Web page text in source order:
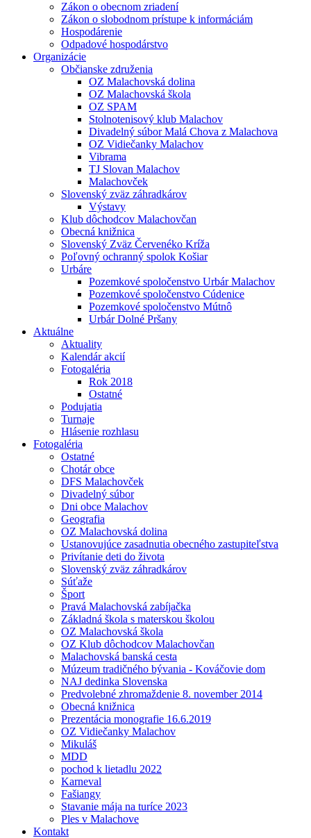
Zákon o obecnom zriadení
Zákon o slobodnom prístupe k informáciám
Hospodárenie
Odpadové hospodárstvo
Organizácie
Občianske združenia
OZ Malachovská dolina
OZ Malachovská škola
OZ SPAM
Stolnotenisový klub Malachov
Divadelný súbor Malá Chova z Malachova
OZ Vidiečanky Malachov
Vibrama
TJ Slovan Malachov
Malachovček
Slovenský zväz záhradkárov
Výstavy
Klub dôchodcov Malachovčan
Obecná knižnica
Slovenský Zväz Červenéko Kríža
Poľovný ochranný spolok Košiar
Urbáre
Pozemkové spoločenstvo Urbár Malachov
Pozemkové spoločenstvo Cúdenice
Pozemkové spoločenstvo Mútnô
Urbár Dolné Pršany
Aktuálne
Aktuality
Kalendár akcií
Fotogaléria
Rok 2018
Ostatné
Podujatia
Turnaje
Hlásenie rozhlasu
Fotogaléria
Ostatné
Chotár obce
DFS Malachovček
Divadelný súbor
Dni obce Malachov
Geografia
OZ Malachovská dolina
Ustanovujúce zasadnutia obecného zastupiteľstva
Privítanie deti do života
Slovenský zväz záhradkárov
Súťaže
Šport
Pravá Malachovská zabíjačka
Základná škola s materskou školou
OZ Malachovská škola
OZ Klub dôchodcov Malachovčan
Malachovská banská cesta
Múzeum tradičného bývania - Kováčovie dom
NAJ dedinka Slovenska
Predvolebné zhromaždenie 8. november 2014
Obecná knižnica
Prezentácia monografie 16.6.2019
OZ Vidiečanky Malachov
Mikuláš
MDD
pochod k lietadlu 2022
Karneval
Fašiangy
Stavanie mája na turíce 2023
Ples v Malachove
Kontakt